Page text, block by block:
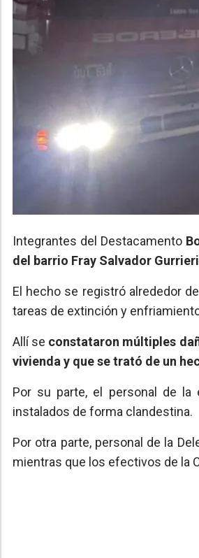
Integrantes del Destacamento
del barrio Fray Salvador Gurrieri
El hecho se registró alrededor
tareas de extinción y
Allí se constataron múltiples
vivienda y que se trató de un
Por su parte, el personal de la
instalados de forma clandestina.
Por otra parte, personal de la
mientras que los efectivos de la